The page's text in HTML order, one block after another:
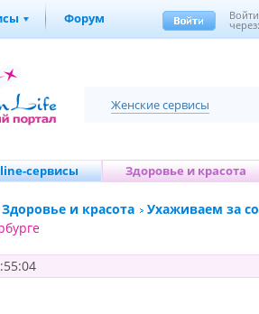
Форум Войти
Женские сервисы
сервисы Здоровье и красота
Здоровье и красота
Ухаживаем за